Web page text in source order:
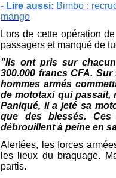
- Lire aussi: Bimbo :
mango
Lors de cette opération
passagers et manqué de
"Ils ont pris sur
300.000 francs CFA.
hommes armés
de mototaxi qui passait,
Paniqué, il a jeté sa
que des blessés.
débrouillent à peine en
Alertées, les forces
les lieux du braquage.
partis.